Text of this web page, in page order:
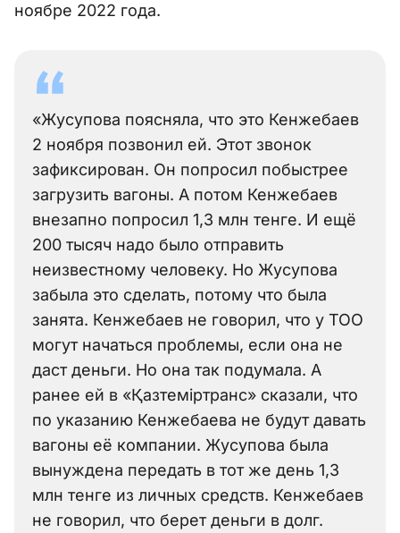
ноябре 2022 года.
«Жусупова поясняла, что это Кенжебаев
2 ноября позвонил ей. Этот звонок
зафиксирован. Он попросил побыстрее
загрузить вагоны. А потом Кенжебаев
внезапно попросил 1,3 млн тенге. И ещё
200 тысяч надо было отправить
неизвестному человеку. Но Жусупова
забыла это сделать, потому что была
занята. Кенжебаев не говорил, что у ТОО
могут начаться проблемы, если она не
даст деньги. Но она так подумала. А
ранее ей в «Қазтеміртранс» сказали, что
по указанию Кенжебаева не будут давать
вагоны её компании. Жусупова была
вынуждена передать в тот же день 1,3
млн тенге из личных средств. Кенжебаев
не говорил, что берет деньги в долг.